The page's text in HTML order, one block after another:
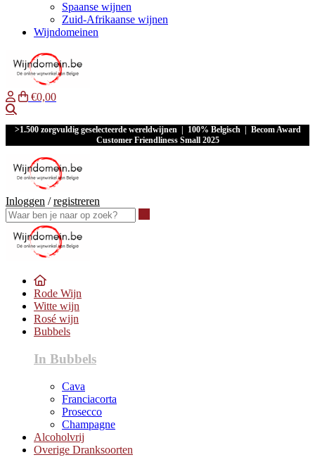
Spaanse wijnen
Zuid-Afrikaanse wijnen
Wijndomeinen
€0,00
>1.500 zorgvuldig geselecteerde wereldwijnen | 100% Belgisch | Becom Award
Customer Friendliness Small 2025
Inloggen /registreren
Rode Wijn
Witte wijn
Rosé wijn
Bubbels
In Bubbels
Cava
Franciacorta
Prosecco
Champagne
Alcoholvrij
Overige Dranksoorten